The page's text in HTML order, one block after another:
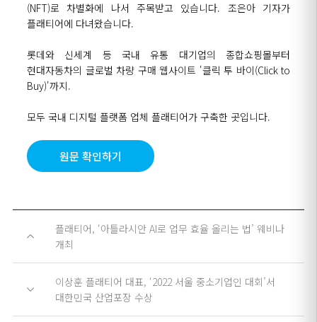
(NFT)로 차별화에 나서 주목받고 있습니다. 조은아 기자가
플래티어에 다녀왔습니다.
롯데와 신세계 등 국내 유통 대기업의 종합쇼핑몰부터
현대자동차의 글로벌 차량 구매 웹사이트 '클릭 투 바이(Click to
Buy)'까지.
모두 국내 디지털 플랫폼 업체 플래티어가 구축한 곳입니다.
원문 확인하기
플래티어, ‘아틀라시안 AI로 업무 효율 올리는 법’ 웨비나
개최
이상훈 플래티어 대표, ‘2022 서울 중소기업인 대회’서
대한민국 산업포장 수상